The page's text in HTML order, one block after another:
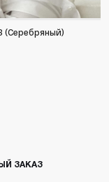
(Серебряный)
ЗАКАЗ